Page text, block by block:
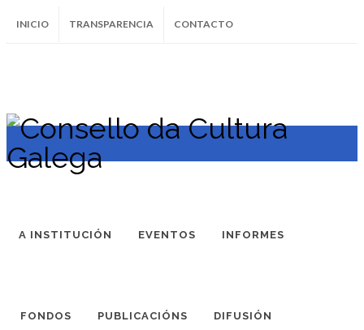
INICIO TRANSPARENCIA CONTACTO
InstagramFacebookTwitter Soundcloud
Youtube
A INSTITUCIÓN EVENTOS INFORMES
FONDOS PUBLICACIÓNS DIFUSIÓN